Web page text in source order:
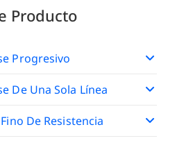
Producto
Progresivo
De Una Sola Línea
De Resistencia